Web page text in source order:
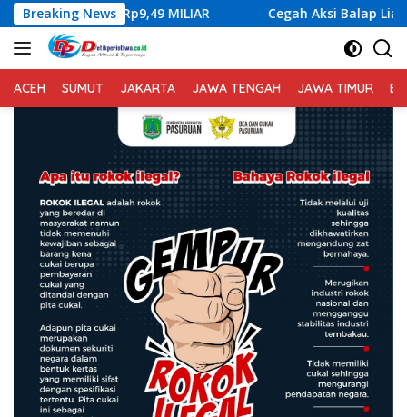
Langsung
ke
konten
Breaking News
MILIAR Cegah Aksi Balap Liar, Sat Lantas Polres
ACEH SUMUT JAKARTA JAWA TENGAH JAWA TIMUR